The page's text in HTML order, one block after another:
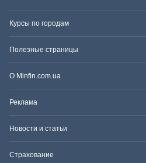
Курсы по городам
Полезные страницы
О Minfin.com.ua
Реклама
Новости и статьи
Страхование